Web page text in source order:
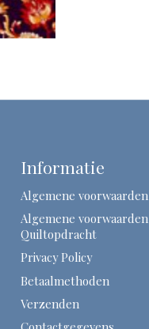
Informatie
Algemene voorwaarden
Algemene voorwaarden
Quiltopdracht
Privacy Policy
Betaalmethoden
Verzenden